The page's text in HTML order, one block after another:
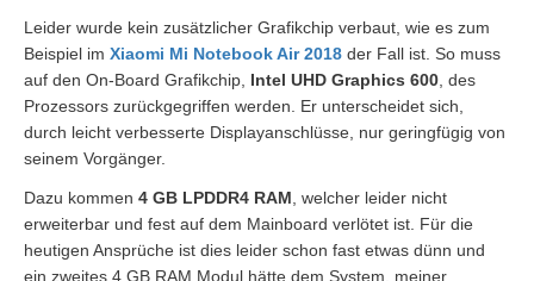
Leider wurde kein zusätzlicher Grafikchip verbaut, wie es zum
Beispiel im Xiaomi Mi Notebook Air 2018 der Fall ist. So muss
auf den On-Board Grafikchip, Intel UHD Graphics 600 , des
Prozessors zurückgegriffen werden. Er unterscheidet sich,
durch leicht verbesserte Displayanschlüsse, nur geringfügig von
seinem Vorgänger.
Dazu kommen 4 GB LPDDR4 RAM , welcher leider nicht
erweiterbar und fest auf dem Mainboard verlötet ist. Für die
heutigen Ansprüche ist dies leider schon fast etwas dünn und
ein zweites 4 GB RAM Modul hätte dem System, meiner